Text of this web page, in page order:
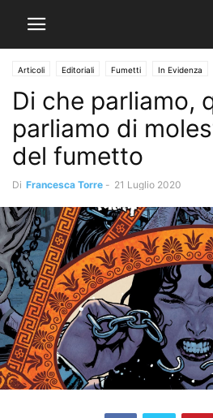
Articoli Editoriali Fumetti In Evidenza
Di che parliamo,
parliamo di
del fumetto
Di Francesca Torre - 21 Luglio 2020